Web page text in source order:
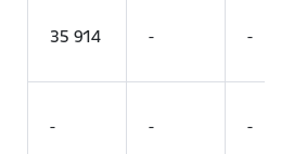
35 914 - -
- - -